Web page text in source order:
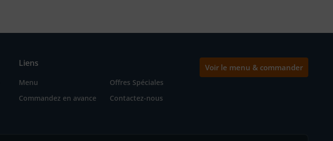
Liens
Menu
Offres Spéciales
Commandez en avance
Contactez-nous
Voir le menu & commander